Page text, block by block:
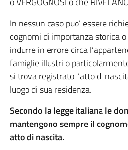
In nessun caso puo’ essere
cognomi di importanza storica
indurre in errore circa
famiglie illustri o
si trova registrato l’atto di
luogo di sua residenza.
Secondo la legge italiana le
mantengono sempre il
atto di nascita.